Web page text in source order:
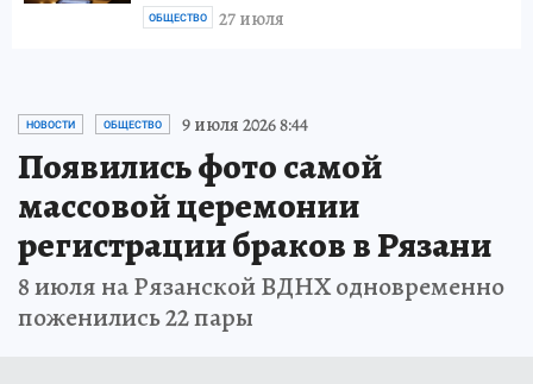
27 июля
ОБЩЕСТВО
НОВОСТИ ОБЩЕСТВО 9 июля 2026 8:44
Появились фото самой
массовой церемонии
регистрации браков в Рязани
8 июля на Рязанской ВДНХ одновременно
поженились 22 пары